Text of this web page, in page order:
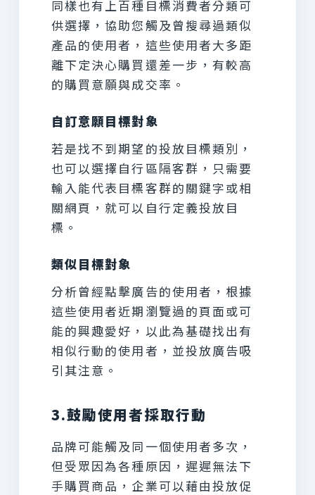
同樣也有上百種目標消費者分類可
供選擇，協助您觸及曾搜尋過類似
產品的使用者，這些使用者大多距
離下定決心購買還差一步，有較高
的購買意願與成交率。
自訂意願目標對象
若是找不到期望的投放目標類別，
也可以選擇自行區隔客群，只需要
輸入能代表目標客群的關鍵字或相
關網頁，就可以自行定義投放目
標。
類似目標對象
分析曾經點擊廣告的使用者，根據
這些使用者近期瀏覽過的頁面或可
能的興趣愛好，以此為基礎找出有
相似行動的使用者，並投放廣告吸
引其注意。
3.鼓勵使用者採取行動
品牌可能觸及同一個使用者多次，
但受眾因為各種原因，遲遲無法下
手購買商品，企業可以藉由投放促